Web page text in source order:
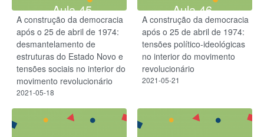
Aula 45
A construção da democracia
após o 25 de abril de 1974:
desmantelamento de
estruturas do Estado Novo e
tensões sociais no interior do
movimento revolucionário
2021-05-18
Aula 46
A construção da democracia
após o 25 de abril de 1974:
tensões político-ideológicas
no interior do movimento
revolucionário
2021-05-21